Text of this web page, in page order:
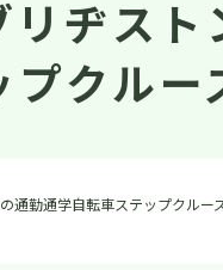
リヂスト
プクルー
通勤通学自転車ステップクルー